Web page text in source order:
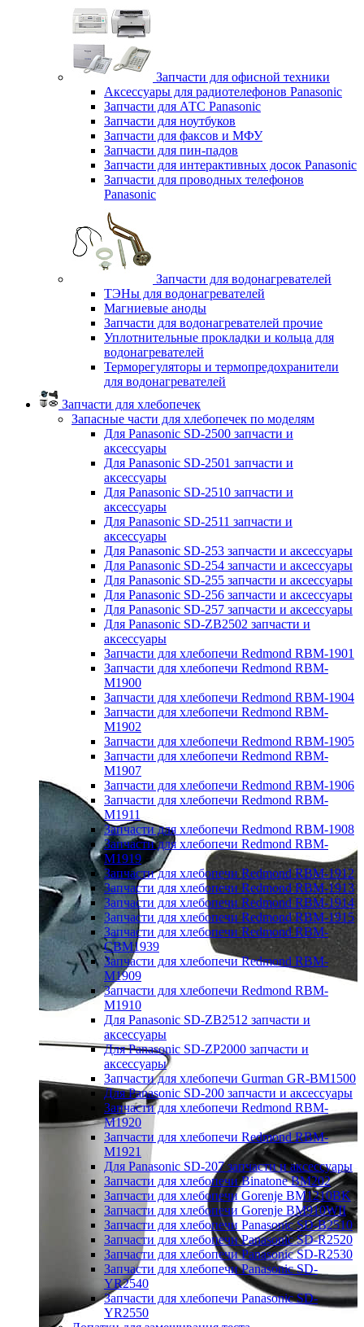
Запчасти для офисной техники
Аксессуары для радиотелефонов Panasonic
Запчасти для АТС Panasonic
Запчасти для ноутбуков
Запчасти для факсов и МФУ
Запчасти для пин-падов
Запчасти для интерактивных досок Panasonic
Запчасти для проводных телефонов
Panasonic
Запчасти для водонагревателей
ТЭНы для водонагревателей
Магниевые аноды
Запчасти для водонагревателей прочие
Уплотнительные прокладки и кольца для
водонагревателей
Терморегуляторы и термопредохранители
для водонагревателей
Запчасти для хлебопечек
Запасные части для хлебопечек по моделям
Для Panasonic SD-2500 запчасти и
аксессуары
Для Panasonic SD-2501 запчасти и
аксессуары
Для Panasonic SD-2510 запчасти и
аксессуары
Для Panasonic SD-2511 запчасти и
аксессуары
Для Panasonic SD-253 запчасти и аксессуары
Для Panasonic SD-254 запчасти и аксессуары
Для Panasonic SD-255 запчасти и аксессуары
Для Panasonic SD-256 запчасти и аксессуары
Для Panasonic SD-257 запчасти и аксессуары
Для Panasonic SD-ZB2502 запчасти и
аксессуары
Запчасти для хлебопечи Redmond RBM-1901
Запчасти для хлебопечи Redmond RBM-
M1900
Запчасти для хлебопечи Redmond RBM-1904
Запчасти для хлебопечи Redmond RBM-
M1902
Запчасти для хлебопечи Redmond RBM-1905
Запчасти для хлебопечи Redmond RBM-
M1907
Запчасти для хлебопечи Redmond RBM-1906
Запчасти для хлебопечи Redmond RBM-
M1911
Запчасти для хлебопечи Redmond RBM-1908
Запчасти для хлебопечи Redmond RBM-
M1919
Запчасти для хлебопечи Redmond RBM-1912
Запчасти для хлебопечи Redmond RBM-1913
Запчасти для хлебопечи Redmond RBM-1914
Запчасти для хлебопечи Redmond RBM-1915
Запчасти для хлебопечи Redmond RBM-
CBM1939
Запчасти для хлебопечи Redmond RBM-
M1909
Запчасти для хлебопечи Redmond RBM-
M1910
Для Panasonic SD-ZB2512 запчасти и
аксессуары
Для Panasonic SD-ZP2000 запчасти и
аксессуары
Запчасти для хлебопечи Gurman GR-BM1500
Для Panasonic SD-200 запчасти и аксессуары
Запчасти для хлебопечи Redmond RBM-
M1920
Запчасти для хлебопечи Redmond RBM-
M1921
Для Panasonic SD-207 запчасти и аксессуары
Запчасти для хлебопечи Binatone BM202
Запчасти для хлебопечи Gorenje BM1210BK
Запчасти для хлебопечи Gorenje BM910WII
Запчасти для хлебопечи Panasonic SD-B2510
Запчасти для хлебопечи Panasonic SD-R2520
Запчасти для хлебопечи Panasonic SD-R2530
Запчасти для хлебопечи Panasonic SD-
YR2540
Запчасти для хлебопечи Panasonic SD-
YR2550